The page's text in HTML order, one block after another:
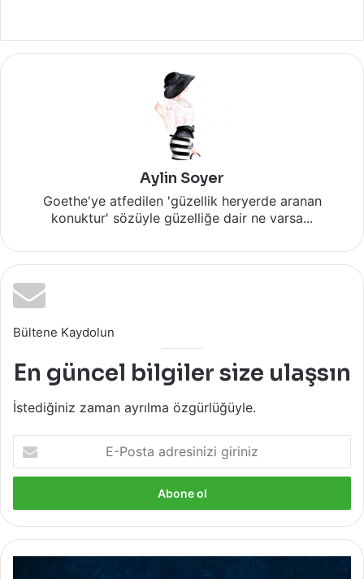
Aylin Soyer
Goethe'ye atfedilen 'güzellik heryerde aranan
konuktur' sözüyle güzelliğe dair ne varsa...
Bültene Kaydolun
En güncel bilgiler size ulaşsın
İstediğiniz zaman ayrılma özgürlüğüyle.
E-
Posta
adresinizi